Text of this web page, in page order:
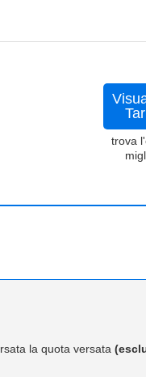
trova
la quota versata